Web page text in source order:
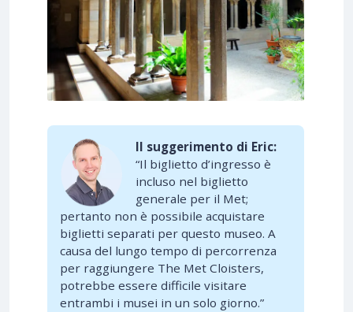
Il suggerimento di Eric:
“Il biglietto d’ingresso è
incluso nel biglietto
generale per il Met;
pertanto non è possibile acquistare
biglietti separati per questo museo. A
causa del lungo tempo di percorrenza
per raggiungere The Met Cloisters,
potrebbe essere difficile visitare
entrambi i musei in un solo giorno.”